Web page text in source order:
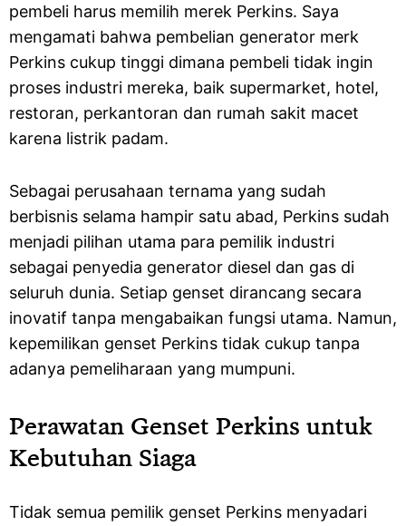
pembeli harus memilih merek Perkins. Saya
mengamati bahwa pembelian generator merk
Perkins cukup tinggi dimana pembeli tidak ingin
proses industri mereka, baik supermarket, hotel,
restoran, perkantoran dan rumah sakit macet
karena listrik padam.
Sebagai perusahaan ternama yang sudah
berbisnis selama hampir satu abad, Perkins sudah
menjadi pilihan utama para pemilik industri
sebagai penyedia generator diesel dan gas di
seluruh dunia. Setiap genset dirancang secara
inovatif tanpa mengabaikan fungsi utama. Namun,
kepemilikan genset Perkins tidak cukup tanpa
adanya pemeliharaan yang mumpuni.
Perawatan Genset Perkins untuk
Kebutuhan Siaga
Tidak semua pemilik genset Perkins menyadari